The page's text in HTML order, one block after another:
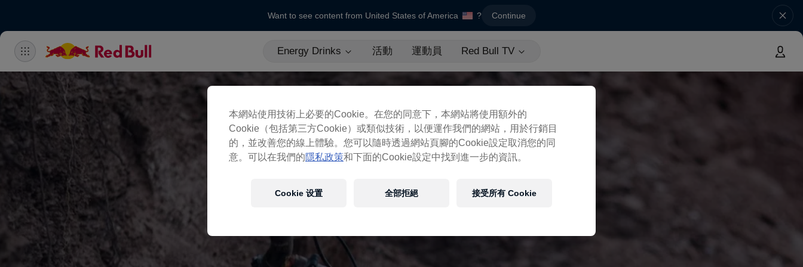
Want to see content from United States of America ? Continue
Energy Drinks 活動 運動員 Red Bull TV
本網站使用技術上必要的Cookie。在您的同意下，本網站將使用額外的
Cookie（包括第三方Cookie）或類似技術，以便運作我們的網站，用於行銷目
的，並改善您的線上體驗。您可以隨時透過網站頁腳的Cookie設定取消您的同
意。可以在我們的隱私政策和下面的Cookie設定中找到進一步的資訊。
Cookie 设置 全部拒絕 接受所有 Cookie